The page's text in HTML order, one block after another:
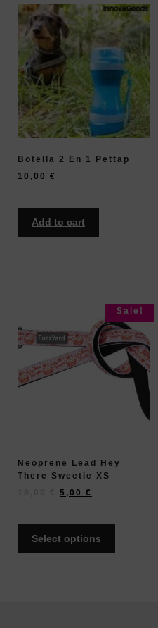
Botella 2 En 1 Pettap
10,00 €
Add to cart
Sale!
Neoprene Lead Hey
There Sweetie XS
5,00 €
Select options